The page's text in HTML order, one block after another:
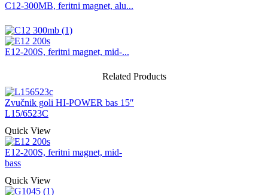
C12-300MB, feritni magnet, alu...
E12-200S, feritni magnet, mid-...
Related Products
Zvučnik goli HI-POWER bas 15″
L15/6523C
Quick View
E12-200S, feritni magnet, mid-
bass
Quick View